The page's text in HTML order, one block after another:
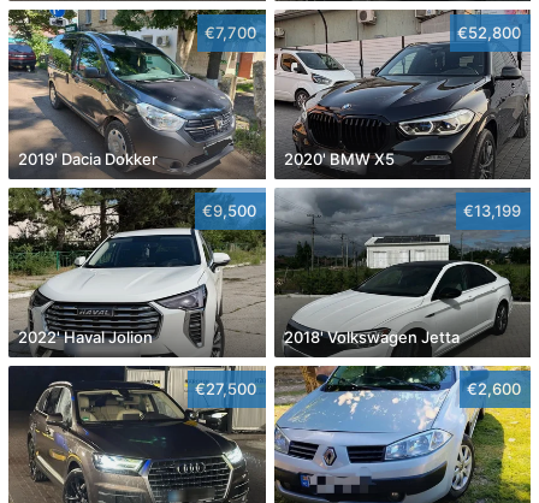
€7,700
2019' Dacia Dokker
€52,800
2020' BMW X5
€9,500
2022' Haval Jolion
€13,199
2018' Volkswagen Jetta
€27,500 €2,600